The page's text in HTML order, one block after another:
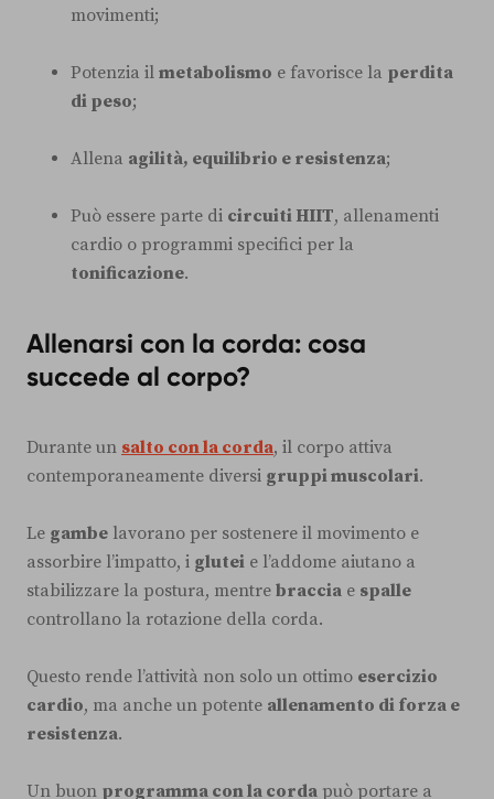
movimenti;
Potenzia il metabolismo e favorisce la perdita
di peso;
Allena agilità, equilibrio e resistenza;
Può essere parte di circuiti HIIT, allenamenti
cardio o programmi specifici per la
tonificazione.
Allenarsi con la corda: cosa
succede al corpo?
Durante un salto con la corda, il corpo attiva
contemporaneamente diversi gruppi muscolari.
Le gambe lavorano per sostenere il movimento e
assorbire l’impatto, i glutei e l’addome aiutano a
stabilizzare la postura, mentre braccia e spalle
controllano la rotazione della corda.
Questo rende l’attività non solo un ottimo esercizio
cardio, ma anche un potente allenamento di forza e
resistenza.
Un buon programma con la corda può portare a